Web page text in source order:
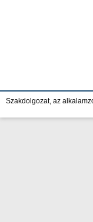
Szakdolgozat, az